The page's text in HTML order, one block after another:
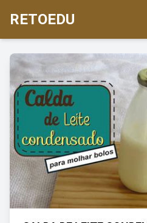
RETOEDU